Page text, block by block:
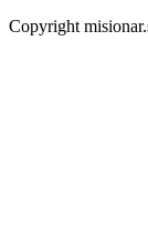
Copyright